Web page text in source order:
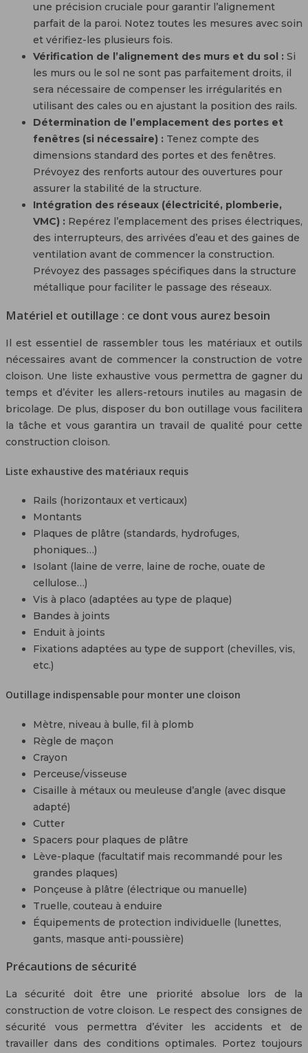
une précision cruciale pour garantir l’alignement
parfait de la paroi. Notez toutes les mesures avec soin
et vérifiez-les plusieurs fois.
Vérification de l’alignement des murs et du sol : Si
les murs ou le sol ne sont pas parfaitement droits, il
sera nécessaire de compenser les irrégularités en
utilisant des cales ou en ajustant la position des rails.
Détermination de l’emplacement des portes et
fenêtres (si nécessaire) : Tenez compte des
dimensions standard des portes et des fenêtres.
Prévoyez des renforts autour des ouvertures pour
assurer la stabilité de la structure.
Intégration des réseaux (électricité, plomberie,
VMC) : Repérez l’emplacement des prises électriques,
des interrupteurs, des arrivées d’eau et des gaines de
ventilation avant de commencer la construction.
Prévoyez des passages spécifiques dans la structure
métallique pour faciliter le passage des réseaux.
Matériel et outillage : ce dont vous aurez besoin
Il est essentiel de rassembler tous les matériaux et outils
nécessaires avant de commencer la construction de votre
cloison. Une liste exhaustive vous permettra de gagner du
temps et d’éviter les allers-retours inutiles au magasin de
bricolage. De plus, disposer du bon outillage vous facilitera
la tâche et vous garantira un travail de qualité pour cette
construction cloison.
Liste exhaustive des matériaux requis
Rails (horizontaux et verticaux)
Montants
Plaques de plâtre (standards, hydrofuges,
phoniques…)
Isolant (laine de verre, laine de roche, ouate de
cellulose…)
Vis à placo (adaptées au type de plaque)
Bandes à joints
Enduit à joints
Fixations adaptées au type de support (chevilles, vis,
etc.)
Outillage indispensable pour monter une cloison
Mètre, niveau à bulle, fil à plomb
Règle de maçon
Crayon
Perceuse/visseuse
Cisaille à métaux ou meuleuse d’angle (avec disque
adapté)
Cutter
Spacers pour plaques de plâtre
Lève-plaque (facultatif mais recommandé pour les
grandes plaques)
Ponçeuse à plâtre (électrique ou manuelle)
Truelle, couteau à enduire
Équipements de protection individuelle (lunettes,
gants, masque anti-poussière)
Précautions de sécurité
La sécurité doit être une priorité absolue lors de la
construction de votre cloison. Le respect des consignes de
sécurité vous permettra d’éviter les accidents et de
travailler dans des conditions optimales. Portez toujours